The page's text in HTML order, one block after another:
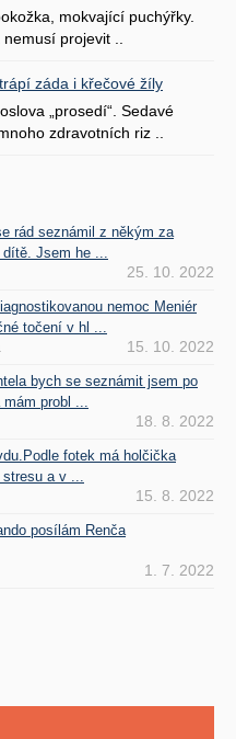
mokvající puchýřky.
projevit ..
záda i křečové žíly
„prosedí“. Sedavé
zdravotních riz ..
rád seznámil z někým za
Jsem he ...
25. 10. 2022
nemoc Meniér
točení v hl ...
15. 10. 2022
bych se seznámit jsem po
probl ...
18. 8. 2022
fotek má holčička
a v ...
15. 8. 2022
posílám Renča
1. 7. 2022